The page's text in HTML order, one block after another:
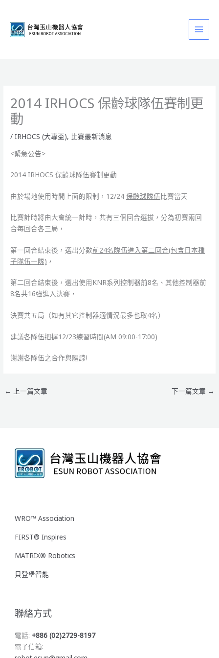
2014 IRHOCS 保齡球隊伍賽制更
動
/IRHOCS (大專盃), 比賽最新消息
<緊急公告>
2014 IRHOCS保齡球隊伍賽制更動
由於場地使用時間上面的限制，12/24保齡球隊伍比賽當天
比賽計時將由大會統一計時，共有三個回合選拔，分為初賽兩回
合每回合各三局，
第一回合結束後，選出分數前24名隊伍進入第二回合(包含日本種
子隊伍一隊) ，
第二回合結束後，選出使用KNR系列控制器前8名、其他控制器前
8名共16強進入決賽，
決賽共五局（如有其它控制器適情況最多也取4名）
建議各隊伍把握12/23練習時間(AM 09:00-17:00)
謝謝各隊伍之合作與體諒!
← 上一篇文章 下一篇文章 →
WRO™ Association
FIRST® Inspires
MATRIX® Robotics
貝登堡智能
聯絡方式
電話: +886 (02)2729-8197
電子信箱: